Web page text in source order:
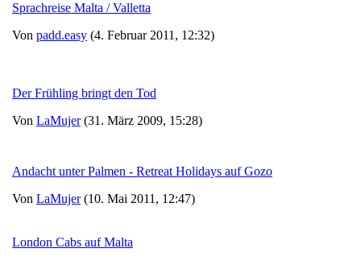
Sprachreise Malta / Valletta
Von padd.easy (4. Februar 2011, 12:32)
Der Frühling bringt den Tod
Von LaMujer(31. März 2009, 15:28)
Andacht unter Palmen - Retreat Holidays auf Gozo
Von LaMujer(10. Mai 2011, 12:47)
London Cabs auf Malta